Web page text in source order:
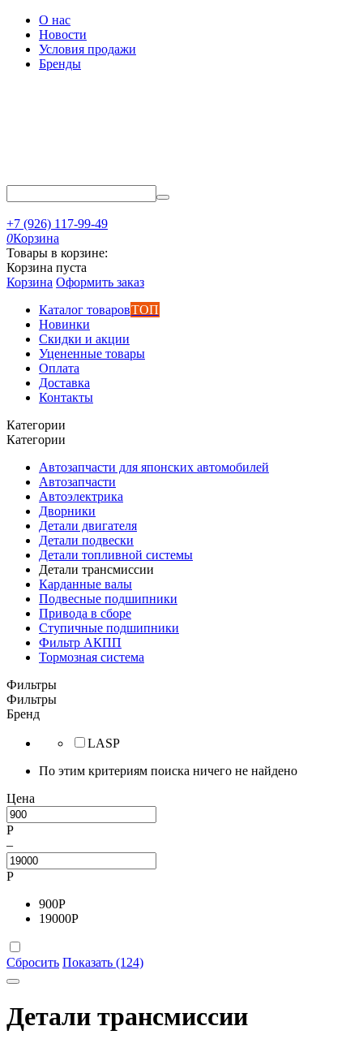
О нас
Новости
Условия продажи
Бренды
+7 (926) 117-99-49
0Корзина
Товары в корзине:
Корзина пуста
Корзина Оформить заказ
Каталог товаровТОП
Новинки
Скидки и акции
Уцененные товары
Оплата
Доставка
Контакты
Категории
Категории
Автозапчасти для японских автомобилей
Автозапчасти
Автоэлектрика
Дворники
Детали двигателя
Детали подвески
Детали топливной системы
Детали трансмиссии
Карданные валы
Подвесные подшипники
Привода в сборе
Ступичные подшипники
Фильтр АКПП
Тормозная система
Фильтры
Фильтры
Бренд
LASP
По этим критериям поиска ничего не найдено
Цена
Р
–
Р
900Р
19000Р
Сбросить Показать (124)
Детали трансмиссии